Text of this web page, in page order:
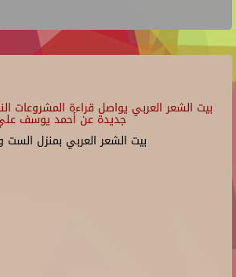
بيت الشعر العربي يواصل قراءة المشروعات
جديدة عن أحمد يوسف
بيت الشعر العربي بمنزل الست